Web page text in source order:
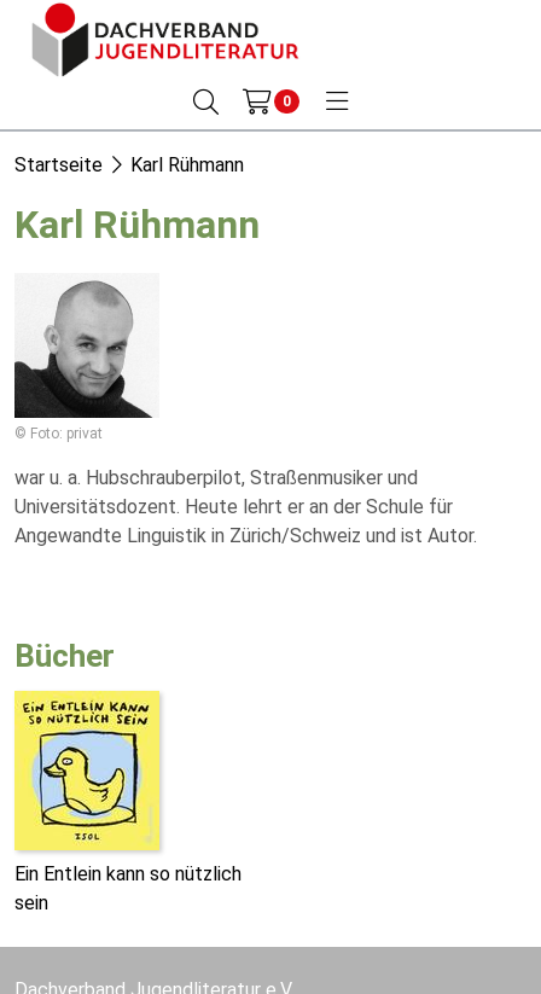
0
Startseite Karl Rühmann
Karl Rühmann
© Foto: privat
war u. a. Hubschrauberpilot, Straßenmusiker und
Universitätsdozent. Heute lehrt er an der Schule für
Angewandte Linguistik in Zürich/Schweiz und ist Autor.
Bücher
Ein Entlein kann so nützlich
sein